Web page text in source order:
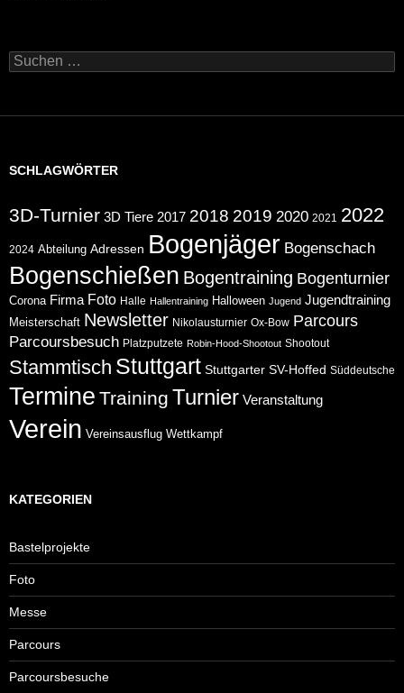
Suchen
nach:
SCHLAGWÖRTER
3D-Turnier 3D Tiere 2017 2018 2019 2020 2021 2022
2024 Abteilung Adressen Bogenjäger Bogenschach
Bogenschießen Bogentraining Bogenturnier
Corona Firma Foto Halle Hallentraining Halloween Jugend Jugendtraining
Meisterschaft Newsletter Nikolausturnier Ox-Bow Parcours
Parcoursbesuch Platzputzete Robin-Hood-Shootout Shootout
Stammtisch Stuttgart Stuttgarter SV-Hoffed Süddeutsche
Termine Training Turnier Veranstaltung
Verein Vereinsausflug Wettkampf
KATEGORIEN
Bastelprojekte
Foto
Messe
Parcours
Parcoursbesuche